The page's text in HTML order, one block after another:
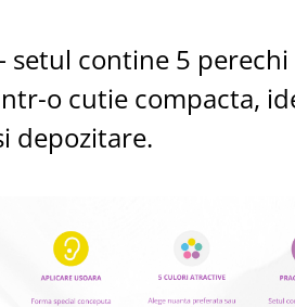
setul contine 5 perechi
o cutie compacta,
depozitare.